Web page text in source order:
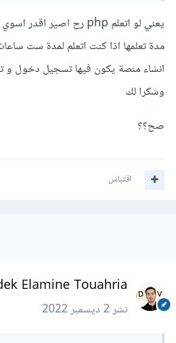
مدة تعلمها اذا كنت اتعلم لمدة ست
انشاء منصة يكون فيها تسجيل دخول و
وشكرا لك
صح؟؟
اقتباس
Elamine Touahria
نشر2 ديسمبر 2022